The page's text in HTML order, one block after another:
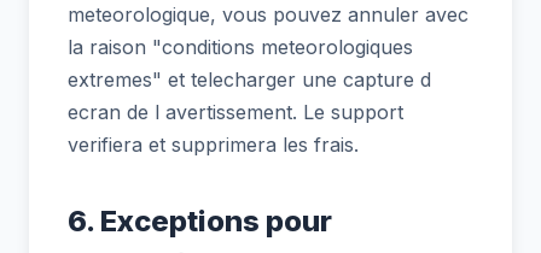
meteorologique, vous pouvez annuler avec
la raison "conditions meteorologiques
extremes" et telecharger une capture d
ecran de l avertissement. Le support
verifiera et supprimera les frais.
6. Exceptions pour